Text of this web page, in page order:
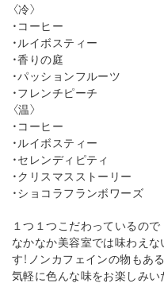
〈冷〉
・コーヒー
・ルイボスティー
・香りの庭
・パッションフルーツ
・フレンチピーチ
〈温〉
・コーヒー
・ルイボスティー
・セレンディピティ
・クリスマスストーリー
・ショコラフランボワーズ
１つ１つこだわっているので
なかなか美容室では味わえ
す！ノンカフェインの物もあ
気軽に色んな味をお楽しみい